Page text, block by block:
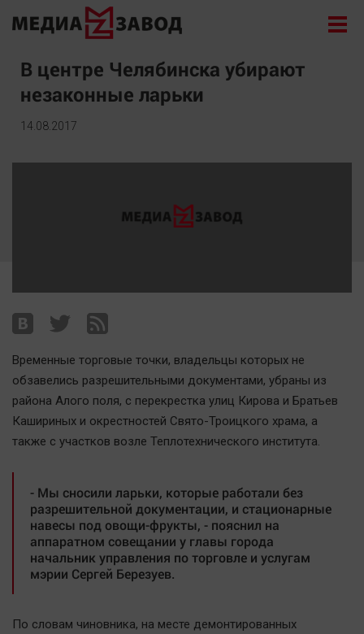
Новости
Экономика
Происшествия
Поиск
Наша победа
Общество
Политика
Экономика
Происшествия
Здоровье
Культура
Курилка
Мнения
Спорт
В центре Челябинска убирают
незаконные ларьки
14.08.2017
Временные торговые точки, владельцы которых не
обзавелись разрешительными документами, убраны из
района Алого поля, с перекрестка улиц Кирова и Братьев
Кашириных и окрестностей Свято-Троицкого храма, а
также с участков возле Теплотехнического института.
- Мы сносили ларьки, которые работали без
разрешительной документации, и стационарные
навесы под овощи-фрукты, - пояснил на
аппаратном совещании у главы города
начальник управления по торговле и услугам
мэрии Сергей Березуев.
По словам чиновника, на месте демонтированных